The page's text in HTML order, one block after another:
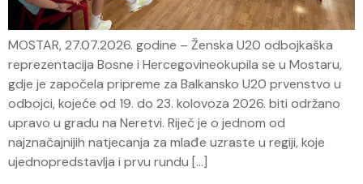
MOSTAR, 27.07.2026. godine – Ženska U20 odbojkaška
reprezentacija Bosne i Hercegovineokupila se u Mostaru,
gdje je započela pripreme za Balkansko U20 prvenstvo u
odbojci, kojeće od 19. do 23. kolovoza 2026. biti održano
upravo u gradu na Neretvi. Riječ je o jednom od
najznačajnijih natjecanja za mlađe uzraste u regiji, koje
ujednopredstavlja i prvu rundu […]